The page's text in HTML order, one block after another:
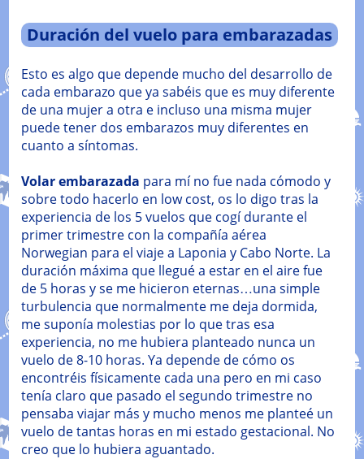
Duración del vuelo para embarazadas
Esto es algo que depende mucho del desarrollo de
cada embarazo que ya sabéis que es muy diferente
de una mujer a otra e incluso una misma mujer
puede tener dos embarazos muy diferentes en
cuanto a síntomas.
Volar embarazada para mí no fue nada cómodo y
sobre todo hacerlo en low cost, os lo digo tras la
experiencia de los 5 vuelos que cogí durante el
primer trimestre con la compañía aérea
Norwegian para el viaje a Laponia y Cabo Norte. La
duración máxima que llegué a estar en el aire fue
de 5 horas y se me hicieron eternas…una simple
turbulencia que normalmente me deja dormida,
me suponía molestias por lo que tras esa
experiencia, no me hubiera planteado nunca un
vuelo de 8-10 horas. Ya depende de cómo os
encontréis físicamente cada una pero en mi caso
tenía claro que pasado el segundo trimestre no
pensaba viajar más y mucho menos me planteé un
vuelo de tantas horas en mi estado gestacional. No
creo que lo hubiera aguantado.